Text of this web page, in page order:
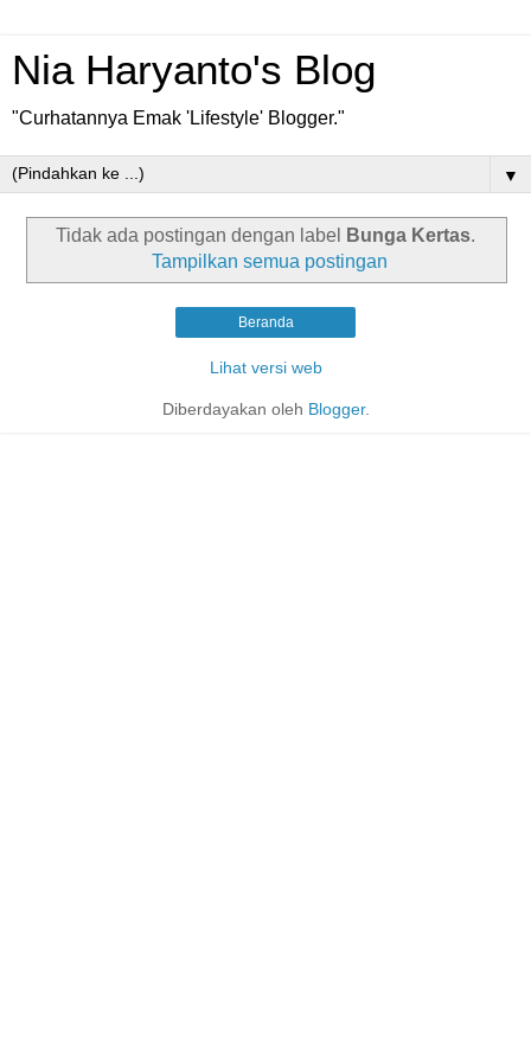
Nia Haryanto's Blog
"Curhatannya Emak 'Lifestyle' Blogger."
▼
Tidak ada postingan dengan label Bunga Kertas.
Tampilkan semua postingan
Beranda
Lihat versi web
Diberdayakan oleh Blogger.